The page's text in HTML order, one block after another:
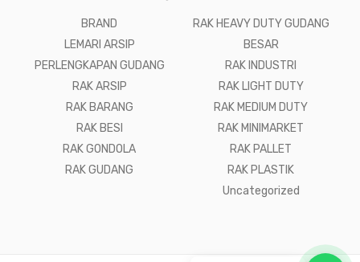
BRAND
LEMARI ARSIP
PERLENGKAPAN GUDANG
RAK ARSIP
RAK BARANG
RAK BESI
RAK GONDOLA
RAK GUDANG
RAK HEAVY DUTY GUDANG
BESAR
RAK INDUSTRI
RAK LIGHT DUTY
RAK MEDIUM DUTY
RAK MINIMARKET
RAK PALLET
RAK PLASTIK
Uncategorized